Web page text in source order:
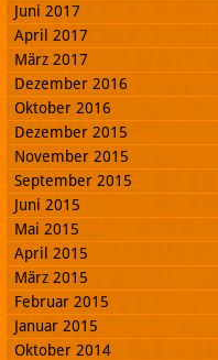
Juni 2017
April 2017
März 2017
Dezember 2016
Oktober 2016
Dezember 2015
November 2015
September 2015
Juni 2015
Mai 2015
April 2015
März 2015
Februar 2015
Januar 2015
Oktober 2014